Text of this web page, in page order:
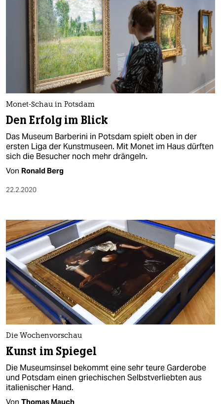
Monet-Schau in Potsdam
Den Erfolg im Blick
Das Museum Barberini in Potsdam spielt oben in der
ersten Liga der Kunstmuseen. Mit Monet im Haus dürften
sich die Besucher noch mehr drängeln.
Von Ronald Berg
22.2.2020
Die Wochenvorschau
Kunst im Spiegel
Die Museumsinsel bekommt eine sehr teure Garderobe
und Potsdam einen griechischen Selbstverliebten aus
italienischer Hand.
Von Thomas Mauch